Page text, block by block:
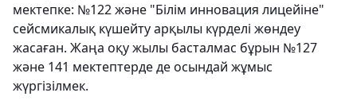
мектепке: №122 және "Білім инновация лицейіне"
сейсмикалық күшейту арқылы күрделі жөндеу
жасаған. Жаңа оқу жылы басталмас бұрын №127
және 141 мектептерде де осындай жұмыс
жүргізілмек.